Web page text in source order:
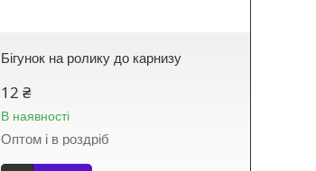
Бігунок на ролику до карнизу
12 ₴
В наявності
Оптом і в роздріб